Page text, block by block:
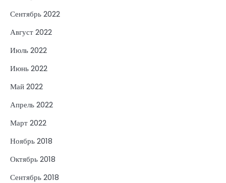
Сентябрь 2022
Август 2022
Июль 2022
Июнь 2022
Май 2022
Апрель 2022
Март 2022
Ноябрь 2018
Октябрь 2018
Сентябрь 2018